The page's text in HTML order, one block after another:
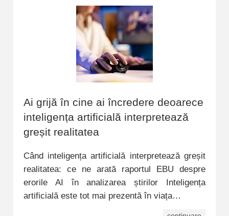
Ai grijă în cine ai încredere deoarece
inteligența artificială interpretează
greșit realitatea
Când inteligența artificială interpretează greșit
realitatea: ce ne arată raportul EBU despre
erorile AI în analizarea știrilor Inteligența
artificială este tot mai prezentă în viața…